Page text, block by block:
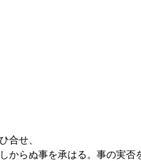
合せ、
からぬ事を承はる。事の実否